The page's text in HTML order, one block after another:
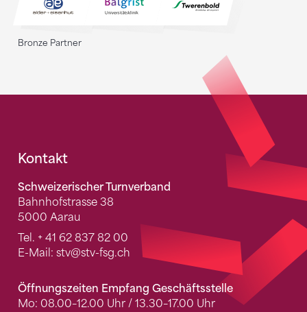
Bronze Partner
Fusszeile
Kontakt
Schweizerischer Turnverband
Bahnhofstrasse 38
5000 Aarau
Tel. + 41 62 837 82 00
E-Mail: stv@stv-fsg.ch
Öffnungszeiten Empfang Geschäftsstelle
Mo: 08.00–12.00 Uhr / 13.30–17.00 Uhr